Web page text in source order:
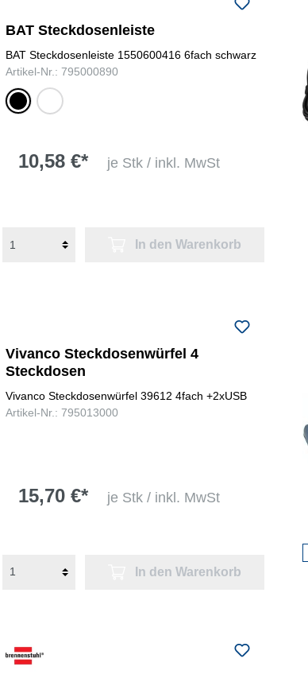
BAT Steckdosenleiste
BAT Steckdosenleiste 1550600416 6fach schwarz
Artikel-Nr.: 795000890
schwarzweiß
10,58 €* je Stk / inkl. MwSt
In den Warenkorb
Vivanco Steckdosenwürfel 4
Steckdosen
Vivanco Steckdosenwürfel 39612 4fach +2xUSB
Artikel-Nr.: 795013000
15,70 €* je Stk / inkl. MwSt
In den Warenkorb